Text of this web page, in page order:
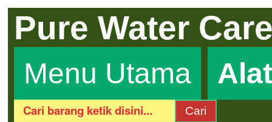
Pure Water
Menu Utama